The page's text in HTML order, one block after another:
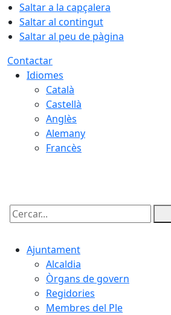
Saltar a la capçalera
Saltar al contingut
Saltar al peu de pàgina
Contactar
Idiomes
Català
Castellà
Anglès
Alemany
Francès
Cercar:
Ajuntament
Alcaldia
Òrgans de govern
Regidories
Membres del Ple